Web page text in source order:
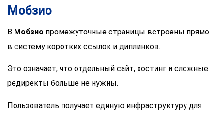
Мобзио
В Мобзио промежуточные страницы встроены прямо
в систему коротких ссылок и диплинков.
Это означает, что отдельный сайт, хостинг и сложные
редиректы больше не нужны.
Пользователь получает единую инфраструктуру для